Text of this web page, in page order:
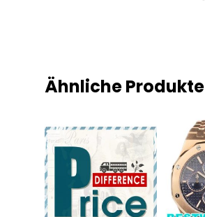
Ähnliche Produkte